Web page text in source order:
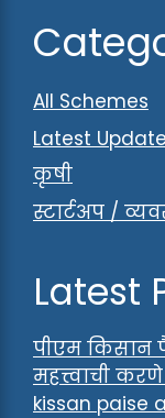
All Schemes
Latest
कृषी
स्टार्टअप /
Latest
पीएम
महत्त्वाची
kissan paise